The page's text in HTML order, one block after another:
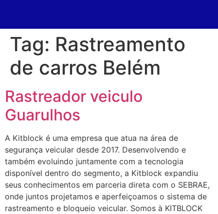
Tag: Rastreamento
de carros Belém
Rastreador veiculo
Guarulhos
A Kitblock é uma empresa que atua na área de
segurança veicular desde 2017. Desenvolvendo e
também evoluindo juntamente com a tecnologia
disponível dentro do segmento, a Kitblock expandiu
seus conhecimentos em parceria direta com o SEBRAE,
onde juntos projetamos e aperfeiçoamos o sistema de
rastreamento e bloqueio veicular. Somos à KITBLOCK